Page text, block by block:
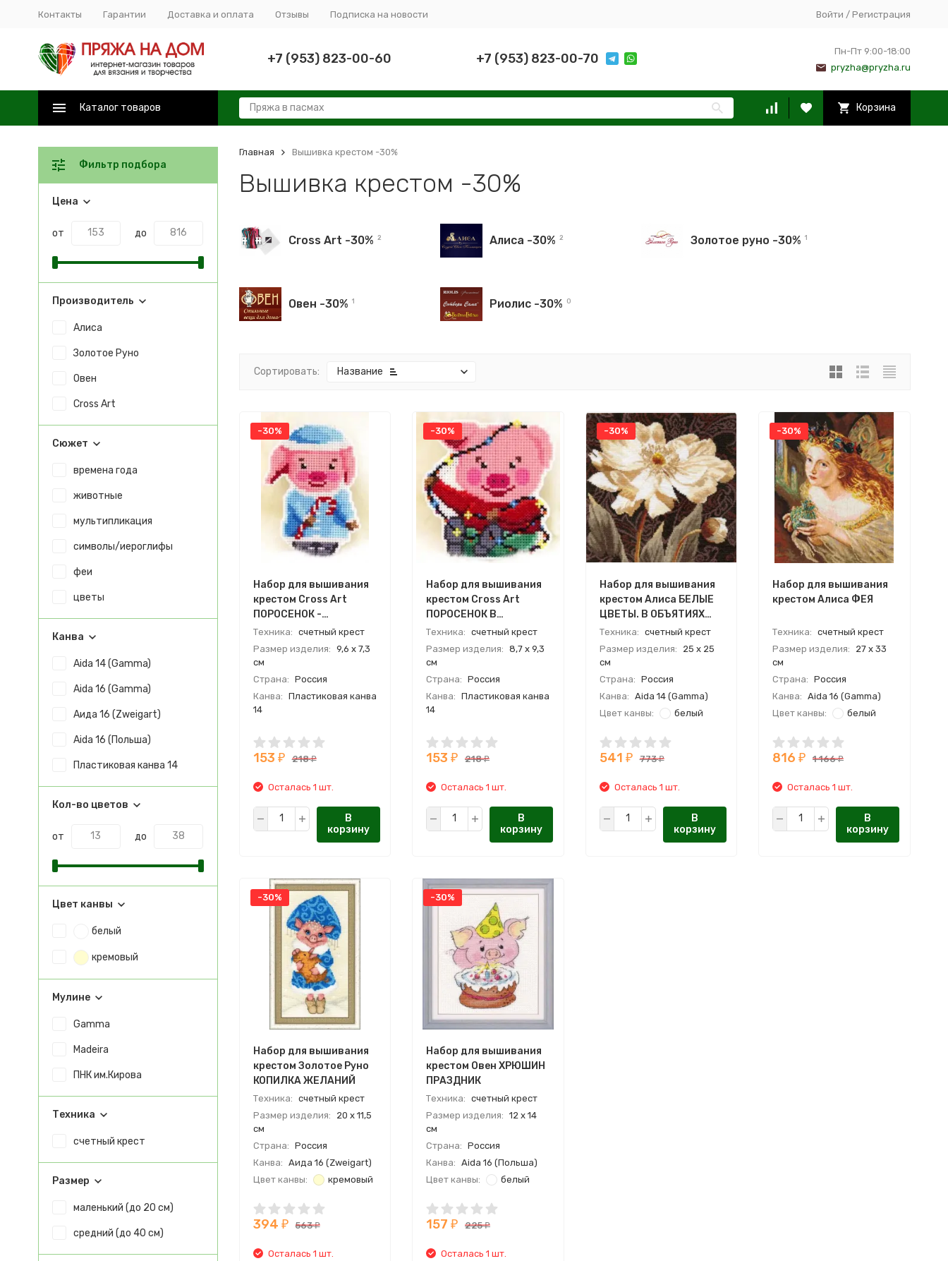
Контакты Гарантии Доставка и оплата Отзывы Подписка на новости Войти / Регистрация
+7 (953) 823-00-60 +7 (953) 823-00-70
Пн-Пт 9:00-18:00
pryzha@pryzha.ru
Каталог товаров Корзина
Главная Вышивка крестом -30%
Вышивка крестом -30%
Cross Art -30% 2 Алиса -30% 2 Золотое руно -30% 1
Овен -30% 1 Риолис -30% 0
Сортировать: Название
-30%
Набор для вышивания
крестом Cross Art
ПОРОСЕНОК -
СНЕГУРОЧКА
Техника: счетный крест
Размер изделия: 9,6 х 7,3
см
Страна: Россия
Канва: Пластиковая канва
14
мультипликация
Производитель:
153 ₽ 218 ₽
Осталась 1 шт.
В
корзину
-30%
Набор для вышивания
крестом Cross Art
ПОРОСЕНОК В
ГИРЛЯНДЕ
Техника: счетный крест
Размер изделия: 8,7 х 9,3
см
Страна: Россия
Канва: Пластиковая канва
14
мультипликация
Производитель:
153 ₽ 218 ₽
Осталась 1 шт.
В
корзину
-30%
Набор для вышивания
крестом Алиса БЕЛЫЕ
ЦВЕТЫ. В ОБЪЯТИЯХ
СВЕТА
Техника: счетный крест
Размер изделия:
25 х 25
см
Страна: Россия
Канва: Aida 14 (Gamma)
Цвет канвы:
белый
541 ₽ 773 ₽
Осталась 1 шт.
В
корзину
-30%
Набор для вышивания
крестом Алиса ФЕЯ
Техника: счетный крест
Размер изделия:
27 х 33
см
Страна: Россия
Канва: Aida 16 (Gamma)
Цвет канвы:
белый
816 ₽ 1 166 ₽
Осталась 1 шт.
В
корзину
-30%
Набор для вышивания
крестом Золотое Руно
КОПИЛКА ЖЕЛАНИЙ
Техника: счетный крест
Размер изделия:
20 х 11,5
см
Страна: Россия
Канва: Аида 16 (Zweigart)
Цвет канвы:
кремовый
394 ₽ 563 ₽
Осталась 1 шт.
-30%
Набор для вышивания
крестом Овен ХРЮШИН
ПРАЗДНИК
Техника: счетный крест
Размер изделия: 12 х 14
см
Страна: Россия
Канва: Aida 16 (Польша)
Цвет канвы:
белый
157 ₽ 225 ₽
Осталась 1 шт.
Фильтр подбора
Цена
от до
Производитель
Алиса
Золотое Руно
Овен
Cross Art
Сюжет
времена года
животные
мультипликация
символы/иероглифы
феи
цветы
Канва
Aida 14 (Gamma)
Aida 16 (Gamma)
Аида 16 (Zweigart)
Aida 16 (Польша)
Пластиковая канва 14
Кол-во цветов
от до
Цвет канвы
белый
кремовый
Мулине
Gamma
Madeira
ПНК им.Кирова
Техника
счетный крест
Размер
маленький (до 20 см)
средний (до 40 см)